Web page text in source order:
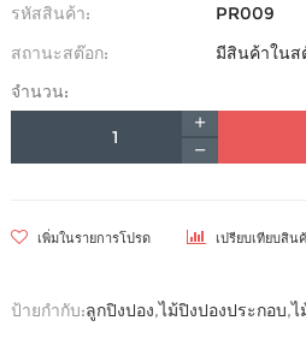
รหัสสินค้า:
PR009
สถานะสต๊อก:
มีสินค้าในส
จำนวน:
เพิ่มในรายการโปรด เปรียบเทียบสิน
ป้ายกำกับ:ลูกปิงปอง,ไม้ปิงปองประกอบ,ไ